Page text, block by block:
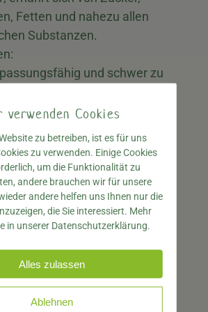
Fetten und nahezu allen
Substanzen.
und schwer zu
Spalten. Schwärmen das
Fortpflanzung innerhalb der
keine spezifische
da sie in beheizten
verwenden Cookies
zu betreiben, ist es für uns
zu verwenden. Einige Cookies
um die Funktionalität zu
andere brauchen wir für unsere
andere helfen uns Ihnen nur die
die Sie interessiert. Mehr
in unserer Datenschutzerklärung.
Alles zulassen
Ablehnen